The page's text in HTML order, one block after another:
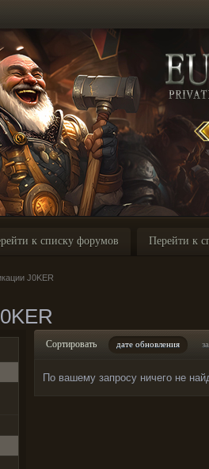
к списку форумов Перейти к
J0KER
Сортировать дате обновления
По вашему запросу ничего не